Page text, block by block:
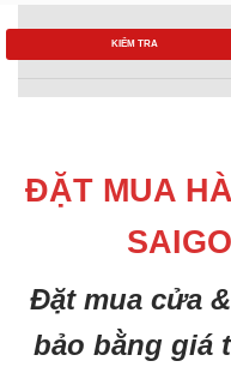
KIỂM TRA
ĐẶT MUA
Đặt mua cửa
bảo bằng giá